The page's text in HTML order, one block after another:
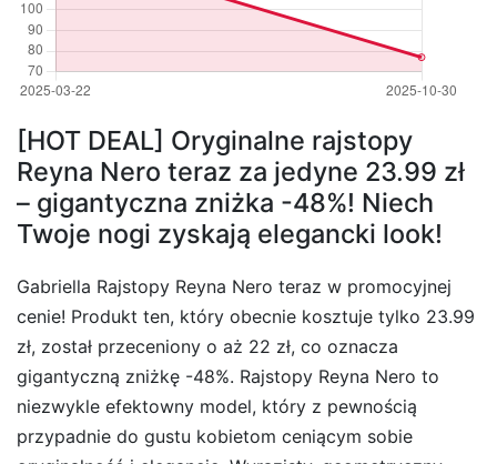
[HOT DEAL] Oryginalne rajstopy
Reyna Nero teraz za jedyne 23.99 zł
– gigantyczna zniżka -48%! Niech
Twoje nogi zyskają elegancki look!
Gabriella Rajstopy Reyna Nero teraz w promocyjnej
cenie! Produkt ten, który obecnie kosztuje tylko 23.99
zł, został przeceniony o aż 22 zł, co oznacza
gigantyczną zniżkę -48%. Rajstopy Reyna Nero to
niezwykle efektowny model, który z pewnością
przypadnie do gustu kobietom ceniącym sobie